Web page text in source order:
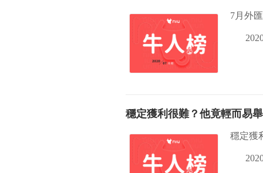
7月外
穩定獲利很難？他竟輕而易
穩定獲